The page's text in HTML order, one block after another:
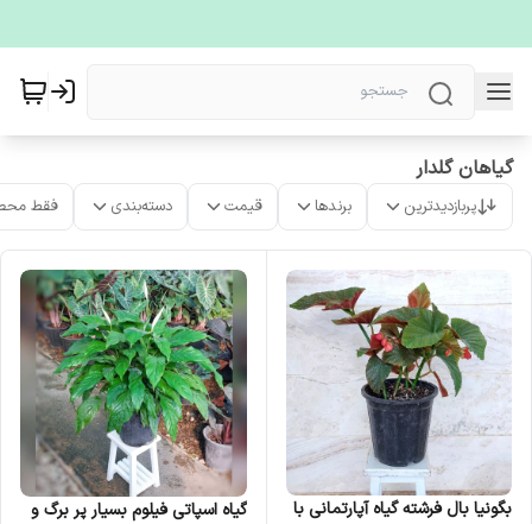
گیاهان گلدار
پربازدیدترین برندها قیمت دسته‌بندی فقط
بگونیا بال فرشته گیاه آپارتمانی با
گیاه اسپاتی فیلوم بسیار پر برگ و